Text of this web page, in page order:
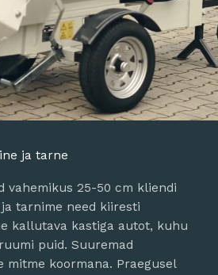
ja tarne
vahemikus 25-50 cm kliendi
tarnime need kiiresti
kallutava kastiga autot, kuhu
puid. Suuremad
mitme koormana. Praegusel